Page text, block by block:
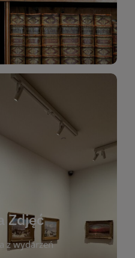
Zdjęć
z wydarzeń
Zdjęć
spotkań i projektów
żyje nasza biblioteka
dokumentują zarówno
aktywności
nowe galerie,